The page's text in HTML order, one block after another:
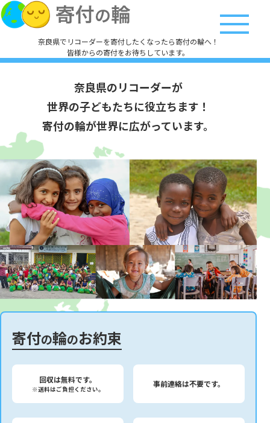
奈良県でリコーダーを寄付したくなったら寄付の輪へ！
皆様からの寄付をお待ちしています。
奈良県のリコーダーが
世界の子どもたちに役立ちます！
寄付の輪が世界に広がっています。
寄付の輪のお約束
回収は無料です。
※送料はご負担ください。
事前連絡は不要です。